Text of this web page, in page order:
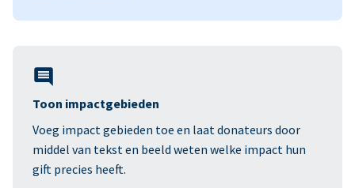
Toon impactgebieden
Voeg impact gebieden toe en laat donateurs door
middel van tekst en beeld weten welke impact hun
gift precies heeft.